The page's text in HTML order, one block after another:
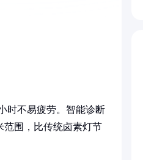
时不易疲劳。智能诊断
范围，比传统卤素灯节